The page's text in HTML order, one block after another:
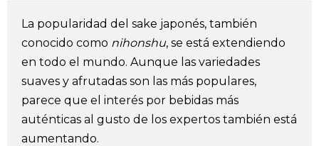
Guía de Japón
Vídeos e imágenes
En profundidad
La popularidad del sake japonés, también
conocido como nihonshu, se está extendiendo
en todo el mundo. Aunque las variedades
suaves y afrutadas son las más populares,
parece que el interés por bebidas más
auténticas al gusto de los expertos también está
aumentando.